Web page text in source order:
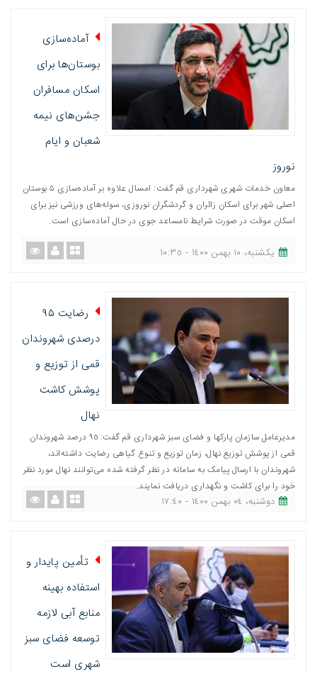
آماده‌سازی
بوستان‌ها برای
اسکان مسافران
جشن‌های نیمه
شعبان و ایام
نوروز
معاون خدمات شهری شهرداری قم گفت: امسال علاوه بر آماده‌سازی ۵ بوستان
اصلی شهر برای اسکان زائران و گردشگران نوروزی، سوله‌های ورزشی نیز برای
اسکان موقت در صورت شرایط نامساعد جوی در حال آماده‌سازی است.
یکشنبه، ١٠ بهمن ١٤٠٠ - ١٠:٣٥
رضایت ۹۵
درصدی شهروندان
قمی از توزیع و
پوشش کاشت
نهال
مدیرعامل سازمان پارکها و فضای سبز شهرداری قم گفت: ٩٥ درصد شهروندان
قمی از پوشش توزیع نهال، زمان توزیع و تنوع گیاهی رضایت داشته‌اند،
شهروندان با ارسال پیامک به سامانه در نظر گرفته شده می‌توانند نهال مورد نظر
خود را برای کاشت و نگهداری دریافت نمایند.
دوشنبه، ٠٤ بهمن ١٤٠٠ - ١٧:٤٠
تأمین پایدار و
استفاده بهینه
منابع آبی لازمه
توسعه فضای سبز
شهری است